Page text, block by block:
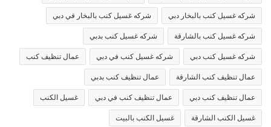
شركه غسيل كنب بالبخار دبي شركه غسيل كنب بالبخار في دبي
شركه غسيل كنب بالشارقة شركه غسيل كنب بدبي
شركه غسيل كنب دبي شركه غسيل كنب في دبي عمال تنظيف كنب
عمال تنظيف كنب الشارقة عمال تنظيف كنب بدبي
عمال تنظيف كنب دبي عمال تنظيف كنب في دبي غسيل الكنب
غسيل الكنب الشارقة غسيل الكنب بالبيت